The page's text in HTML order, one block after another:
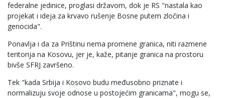
federalne jedinice, proglasi državom, dok je RS "nastala kao
projekat i ideja za krvavo rušenje Bosne putem zločina i
genocida".
Ponavlja i da za Prištinu nema promene granica, niti razmene
teritorija na Kosovu, jer je, kaže, pitanje granica na prostoru
bivše SFRJ završeno.
Tek "kada Srbija i Kosovo budu međusobno priznate i
normalizuju svoje odnose u postojećim granicama", mogu se,